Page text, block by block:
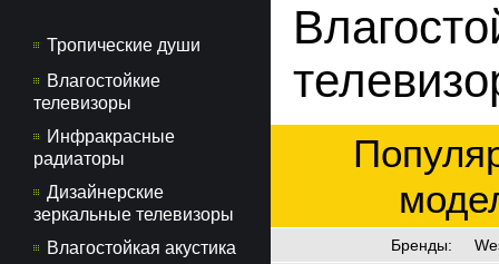
Тропические души
Влагостойкие
телевизоры
Инфракрасные
радиаторы
Дизайнерские
зеркальные телевизоры
Влагостойкая акустика
Бренды: